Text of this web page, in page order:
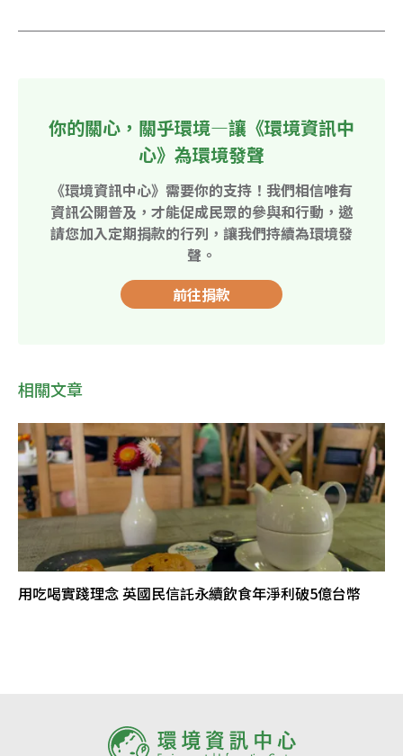
你的關心，關乎環境—讓《環境資訊中
心》為環境發聲
《環境資訊中心》需要你的支持！我們相信唯有
資訊公開普及，才能促成民眾的參與和行動，邀
請您加入定期捐款的行列，讓我們持續為環境發
聲。
前往捐款
相關文章
用吃喝實踐理念 英國民信託永續飲食年淨利破5億台幣